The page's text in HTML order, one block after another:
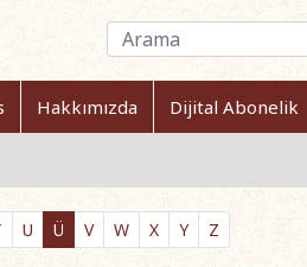
Hakkımızda Dijital Abonelik
U Ü V W X Y Z